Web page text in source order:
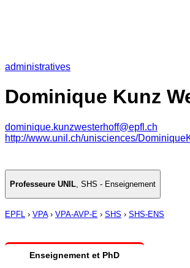
administratives
Dominique Kunz
dominique.kunzwesterhoff@epfl.ch
http://www.unil.ch/unisciences/
Professeure UNIL, SHS - Enseignement
EPFL › VPA› VPA-AVP-E › SHS › SHS-ENS
Enseignement et PhD